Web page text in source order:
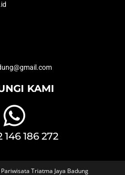
KAMI
146 186 272
Triatma Jaya Badung